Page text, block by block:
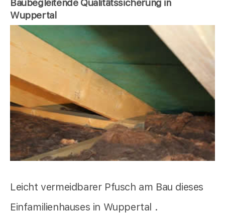
Baubegleitende Qualitätssicherung in
Wuppertal
Leicht vermeidbarer Pfusch am Bau dieses
Einfamilienhauses in Wuppertal .